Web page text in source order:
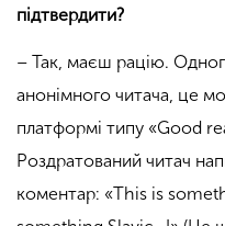
підтвердити?
– Так, маєш рацію.
анонімного читача, це
платформі типу «Good
Роздратований читач
коментар: «This is